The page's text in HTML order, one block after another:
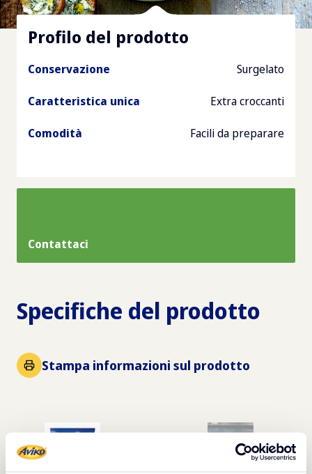
Profilo del prodotto
Conservazione Surgelato
Caratteristica unica Extra croccanti
Comodità Facili da preparare
Contattaci
Specifiche del prodotto
Stampa informazioni sul prodotto